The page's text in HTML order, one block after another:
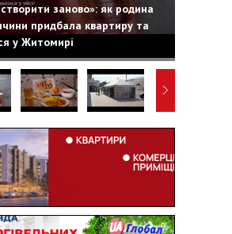
заново»: як родина
придбала квартиру та
у Житомирі